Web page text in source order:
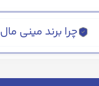
چرا برند مینی مال